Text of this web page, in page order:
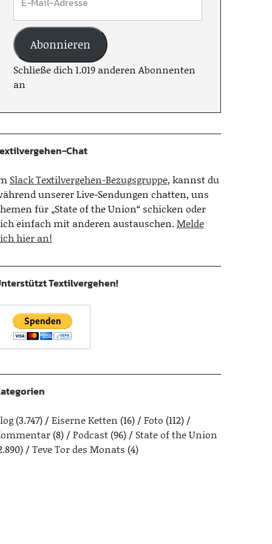
Abonnieren
Schließe dich 1.019 anderen Abonnenten
an
Chat
Slack Textilvergehen-Bezugsgruppe, kannst du
unserer Live-Sendungen chatten, uns
für „State of the Union“ schicken oder
einfach mit anderen austauschen.Melde
hier an!
Textilvergehen!
(3.747) Eiserne Ketten (16) Foto (112)
(8) Podcast(96)
State of the Union
Teve Tor des Monats (4)